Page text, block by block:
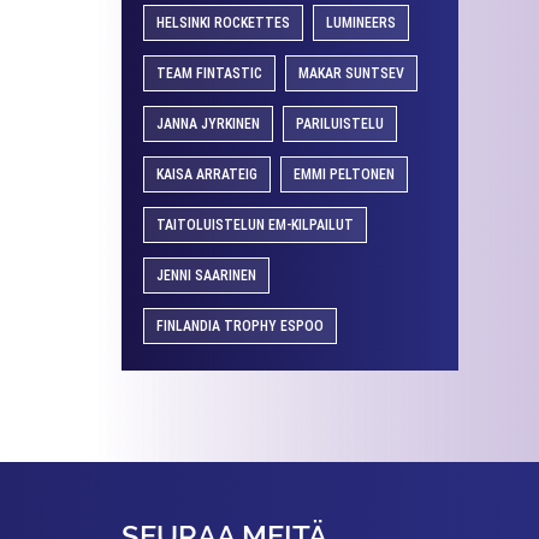
HELSINKI ROCKETTES LUMINEERS
TEAM FINTASTIC MAKAR SUNTSEV
JANNA JYRKINEN PARILUISTELU
KAISA ARRATEIG EMMI PELTONEN
TAITOLUISTELUN EM-KILPAILUT
JENNI SAARINEN
FINLANDIA TROPHY ESPOO